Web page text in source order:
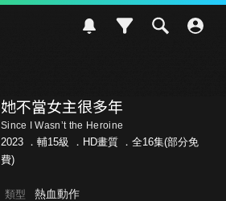
她不當女主很多年
Since I Wasn’t the Heroine
2023 ． 輔15級
．HD畫質 ．全16集(部分免
費)
類型 熱血動作